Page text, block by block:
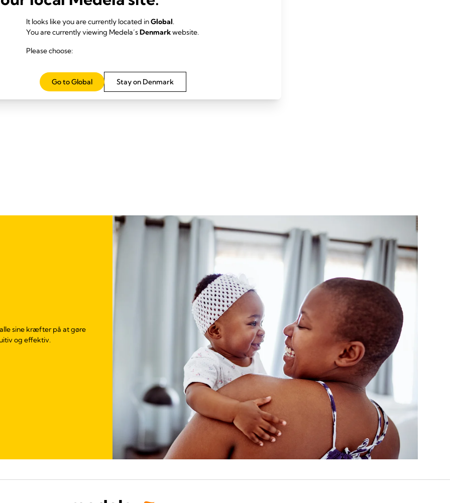
sine kræfter på at gøre
og effektiv.
It looks like you are currently located inGlobal.
You are currently viewing Medela’sDenmarkwebsite.
Please choose:
Stay on Denmark
Go to Global